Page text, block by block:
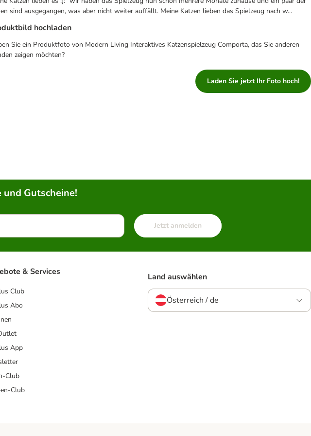
sind ausgegangen, was aber nicht weiter auffällt. Meine Katzen lieben das Spielzeug nach w...
hochladen
Sie ein Produktfoto von Modern Living Interaktives Katzenspielzeug Comporta, das Sie anderen
zeigen möchten?
Laden Sie jetzt Ihr Foto hoch!
Gutscheine!
Jetzt anmelden
& Services
Club
Abo
App
Club
Club
Land auswählen
Österreich / de